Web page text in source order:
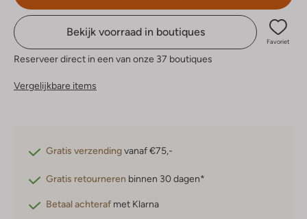
Bekijk voorraad in boutiques
Favoriet
Reserveer direct in een van onze 37 boutiques
Vergelijkbare items
Gratis verzendingvanaf €75,-
Gratis retourneren binnen 30 dagen*
Betaal achteraf met Klarna